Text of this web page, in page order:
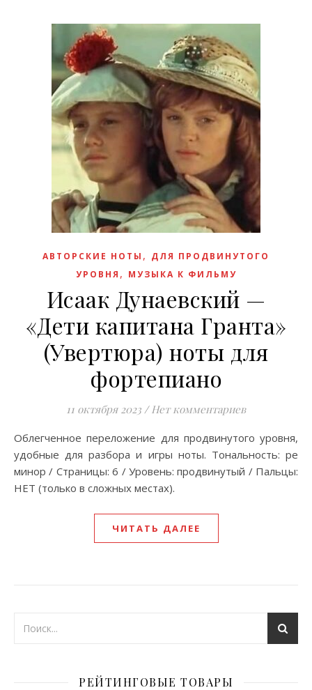
АВТОРСКИЕ НОТЫ , ДЛЯ ПРОДВИНУТОГО
УРОВНЯ , МУЗЫКА К ФИЛЬМУ
Исаак Дунаевский —
«Дети капитана Гранта»
(Увертюра) ноты для
фортепиано
11 октября 2023 / Нет комментариев
Облегченное переложение для продвинутого уровня,
удобные для разбора и игры ноты. Тональность: ре
минор / Страницы: 6 / Уровень: продвинутый / Пальцы:
НЕТ (только в сложных местах).
ЧИТАТЬ ДАЛЕЕ
РЕЙТИНГОВЫЕ ТОВАРЫ